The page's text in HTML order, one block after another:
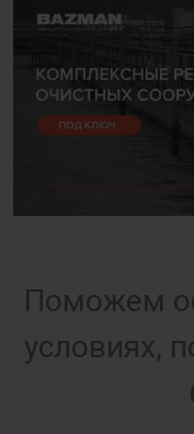
Поможем
условиях,